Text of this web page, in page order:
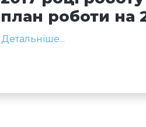
план роботи на
Детальніше...